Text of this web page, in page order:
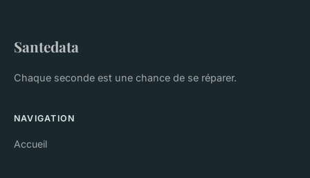
Santedata
Chaque seconde est une chance de se réparer.
NAVIGATION
Accueil